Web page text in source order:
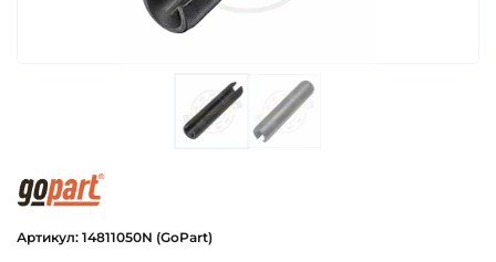
Артикул: 14811050N (GoPart)